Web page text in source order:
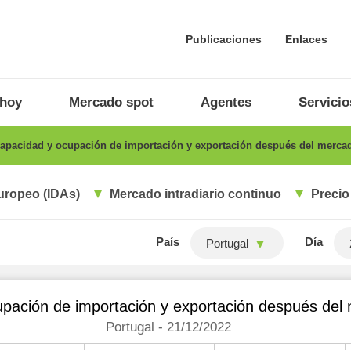
Publicaciones Enlaces
Mercado spot Agentes
y ocupación de importación y exportación después del
(IDAs) Mercado intradiario continuo
País Portugal Día
de importación y exportación después del
Portugal - 21/12/2022